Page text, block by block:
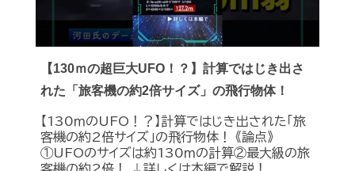
【130ｍの超巨大UFO！？】計算ではじき出さ
れた「旅客機の約2倍サイズ」の飛行物体！
【130ｍのUFO！？】計算ではじき出された「旅
客機の約2倍サイズ」の飛行物体！ 《論点》
①UFOのサイズは約130ｍの計算②最大級の旅